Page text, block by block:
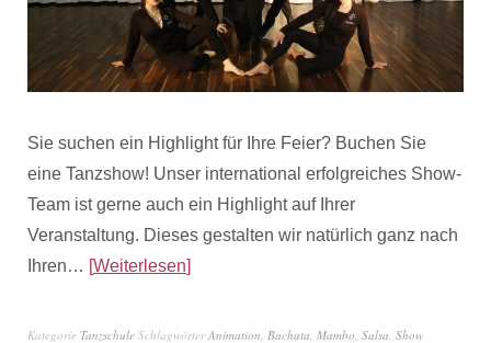
Sie suchen ein Highlight für Ihre Feier? Buchen Sie
eine Tanzshow! Unser international erfolgreiches Show-
Team ist gerne auch ein Highlight auf Ihrer
Veranstaltung. Dieses gestalten wir natürlich ganz nach
Ihren… Weiterlesen
Kategorie Tanzschule SchlagwörterAnimation, Bachata, Mambo, Salsa, Show